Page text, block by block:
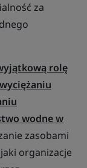
za
rolę
wodne w
zasobami
organizacje